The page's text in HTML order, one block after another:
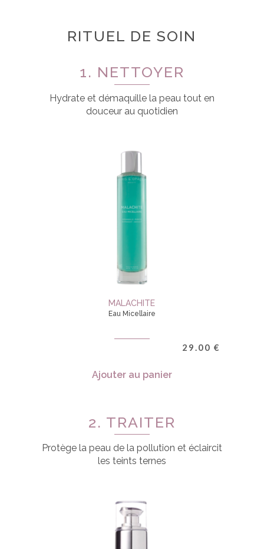
RITUEL DE SOIN
1. NETTOYER
Hydrate et démaquille la peau tout en
douceur au quotidien
MALACHITE
Eau Micellaire
29.00 €
Ajouter au panier
2. TRAITER
Protège la peau de la pollution et éclaircit
les teints ternes